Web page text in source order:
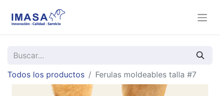
Todos los productos Ferulas moldeables talla #7